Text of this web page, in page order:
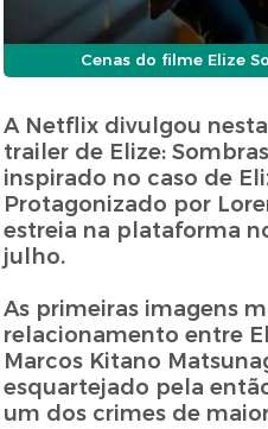
Cenas do filme Elize
A Netflix divulgou
trailer de Elize:
inspirado no caso de
Protagonizado por
estreia na plataforma
julho.
As primeiras imagens
relacionamento entre
Marcos Kitano
esquartejado pela
um dos crimes de